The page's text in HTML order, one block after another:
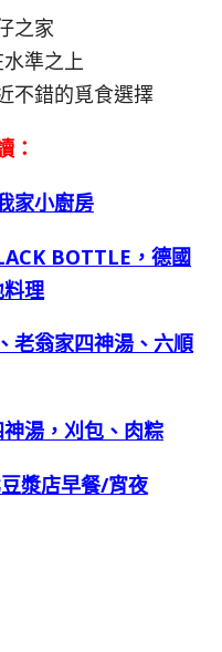
之家
準之上
不錯的覓食選擇
：
家小廚房
BOTTLE，德國
理
老翁家四神湯、六順
湯，刈包、肉粽
漿店早餐/宵夜